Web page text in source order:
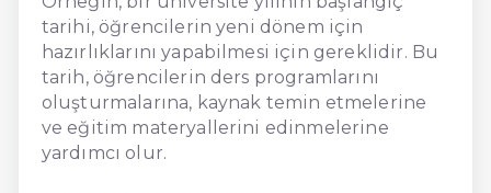
tarihi, öğrencilerin yeni dönem için
hazırlıklarını yapabilmesi için gereklidir. Bu
tarih, öğrencilerin ders programlarını
oluşturmalarına, kaynak temin etmelerine
ve eğitim materyallerini edinmelerine
yardımcı olur.